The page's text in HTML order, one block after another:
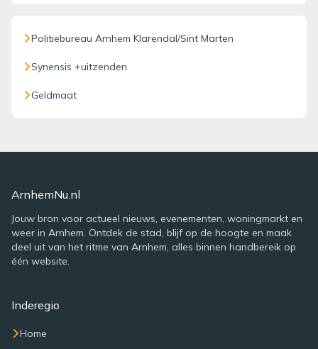
Politiebureau Arnhem Klarendal/Sint Marten
Synensis +uitzenden
Geldmaat
ArnhemNu.nl
Jouw bron voor actueel nieuws, evenementen, woningmarkt en
weer in Arnhem. Ontdek de stad, blijf op de hoogte en maak
deel uit van het ritme van Arnhem, alles binnen handbereik op
één website.
Inderegio
Home